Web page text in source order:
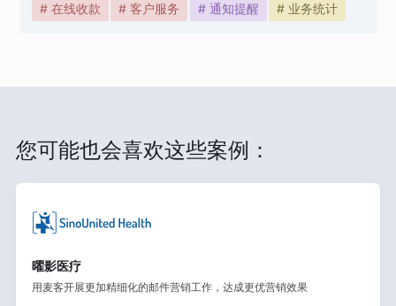
# 在线收款 # 客户服务 # 通知提醒 # 业务统计
您可能也会喜欢这些案例：
曜影医疗
用麦客开展更加精细化的邮件营销工作，达成更优营销效果